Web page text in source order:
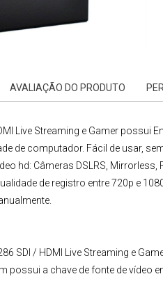
AVALIAÇÃO DO PRODUTO
Live Streaming e Gamer possui
de computador. Fácil de usar,
hd: Câmeras DSLRS, Mirrorless,
de registro entre 720p e
SDI / HDMI Live Streaming e
possui a chave de fonte de vídeo